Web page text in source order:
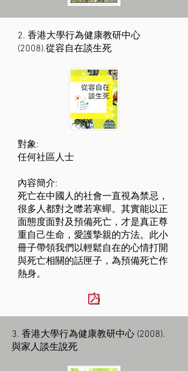
2. 香港大學行為健康教研中心
(2008).從容自在談生死
對象:
任何社區人士
內容簡介:
死亡在中國人的社會一直視為禁忌，
很多人都對之噤若寒蟬。其實能以正
面態度面對及預備死亡，才是真正尊
重自己生命，愛護摯親的方法。此小
冊子帶領我們以輕鬆自在的心情打開
與死亡相關的話匣子，為預備死亡作
熱身。
3. 香港大學行為健康教研中心 (2008).
與家人談生說死